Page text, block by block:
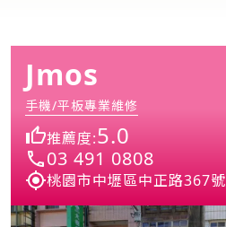
Jmos
手機/平板專業維修
推薦度:5.0
03 491 0808
桃園市中壢區中正路367號